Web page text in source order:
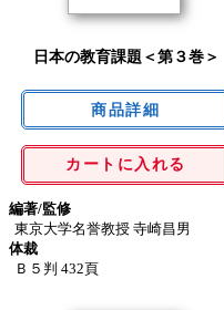
日本の教育課題＜第３巻＞
カートに入れる
編著/監修
東京大学名誉教授 寺崎昌男
体裁
Ｂ５判 432頁